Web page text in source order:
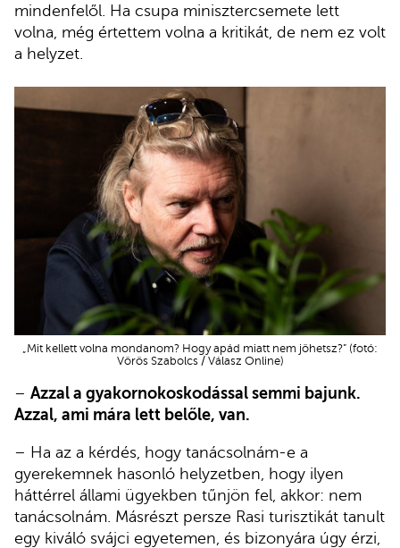
mindenfelől. Ha csupa minisztercsemete lett
volna, még értettem volna a kritikát, de nem ez volt
a helyzet.
„Mit kellett volna mondanom? Hogy apád miatt nem jöhetsz?” (fotó:
Vörös Szabolcs / Válasz Online)
– Azzal a gyakornokoskodással semmi bajunk.
Azzal, ami mára lett belőle, van.
– Ha az a kérdés, hogy tanácsolnám-e a
gyerekemnek hasonló helyzetben, hogy ilyen
háttérrel állami ügyekben tűnjön fel, akkor: nem
tanácsolnám. Másrészt persze Rasi turisztikát tanult
egy kiváló svájci egyetemen, és bizonyára úgy érzi,